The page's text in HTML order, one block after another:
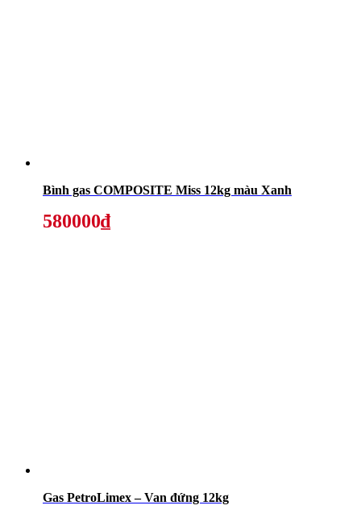
Bình gas COMPOSITE Miss 12kg màu Xanh
580000₫
Gas PetroLimex – Van đứng 12kg